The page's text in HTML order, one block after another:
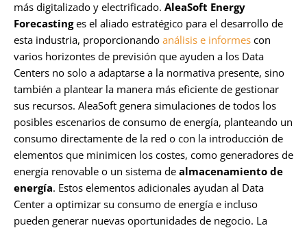
más digitalizado y electrificado. AleaSoft Energy
Forecastinges el aliado estratégico para el desarrollo de
esta industria, proporcionando análisis e informes con
varios horizontes de previsión que ayuden a los Data
Centers no solo a adaptarse a la normativa presente, sino
también a plantear la manera más eficiente de gestionar
sus recursos. AleaSoft genera simulaciones de todos los
posibles escenarios de consumo de energía, planteando un
consumo directamente de la red o con la introducción de
elementos que minimicen los costes, como generadores de
energía renovable o un sistema de almacenamiento de
energía. Estos elementos adicionales ayudan al Data
Center a optimizar su consumo de energía e incluso
pueden generar nuevas oportunidades de negocio. La